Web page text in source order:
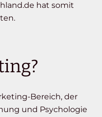
hat somit
Bereich, der
und Psychologie